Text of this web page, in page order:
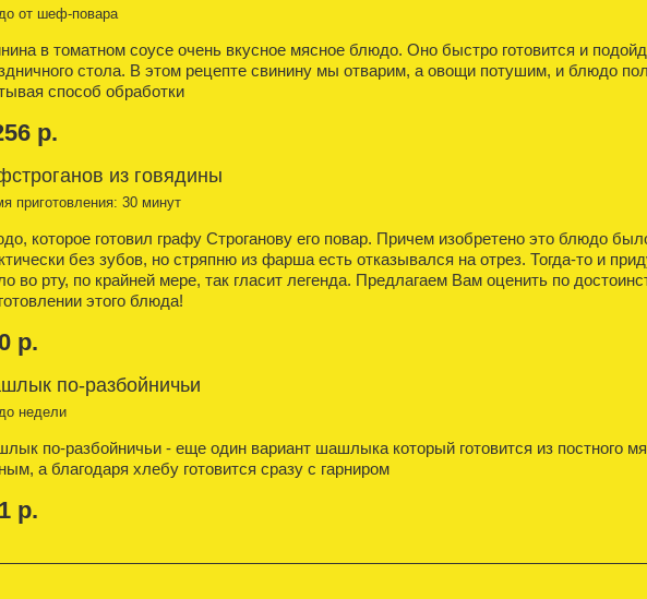
от шеф-повара
в томатном соусе очень вкусное мясное блюдо. Оно быстро готовится и
стола. В этом рецепте свинину мы отварим, а овощи потушим, и блюдо
способ обработки
р.
из говядины
приготовления: 30 минут
которое готовил графу Строганову его повар. Причем изобретено это блюдо
без зубов, но стряпню из фарша есть отказывался на отрез. Тогда-то и
во рту, по крайней мере, так гласит легенда. Предлагаем Вам оценить по
этого блюда!
р.
по-разбойничьи
недели
по-разбойничьи - еще один вариант шашлыка который готовится из постного
а благодаря хлебу готовится сразу с гарниром
р.